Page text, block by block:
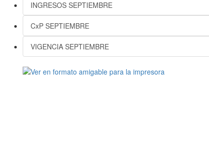
INGRESOS SEPTIEMBRE
CxP SEPTIEMBRE
VIGENCIA SEPTIEMBRE